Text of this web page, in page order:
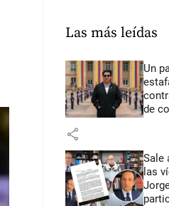
Las más leídas
Un
de
share
Sale
las